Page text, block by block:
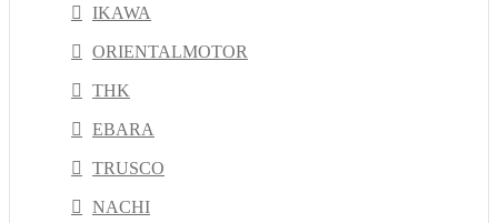
IKAWA
ORIENTALMOTOR
THK
EBARA
TRUSCO
NACHI